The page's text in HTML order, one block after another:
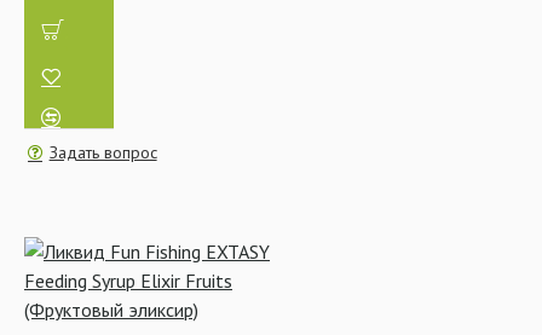
Прикормочные ведра
Задать вопрос